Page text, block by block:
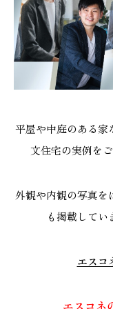
平屋や中庭のある家
文住宅の実例を
外観や内観の写真を
も掲載してい
エスコ
エスコネ